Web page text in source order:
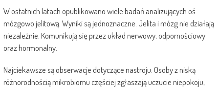
W ostatnich latach opublikowano wiele badań analizujących oś
mózgowo jelitową. Wyniki są jednoznaczne. Jelita i mózg nie działają
niezależnie. Komunikują się przez układ nerwowy, odpornościowy
oraz hormonalny.
Najciekawsze są obserwacje dotyczące nastroju. Osoby z niską
różnorodnością mikrobiomu częściej zgłaszają uczucie niepokoju,